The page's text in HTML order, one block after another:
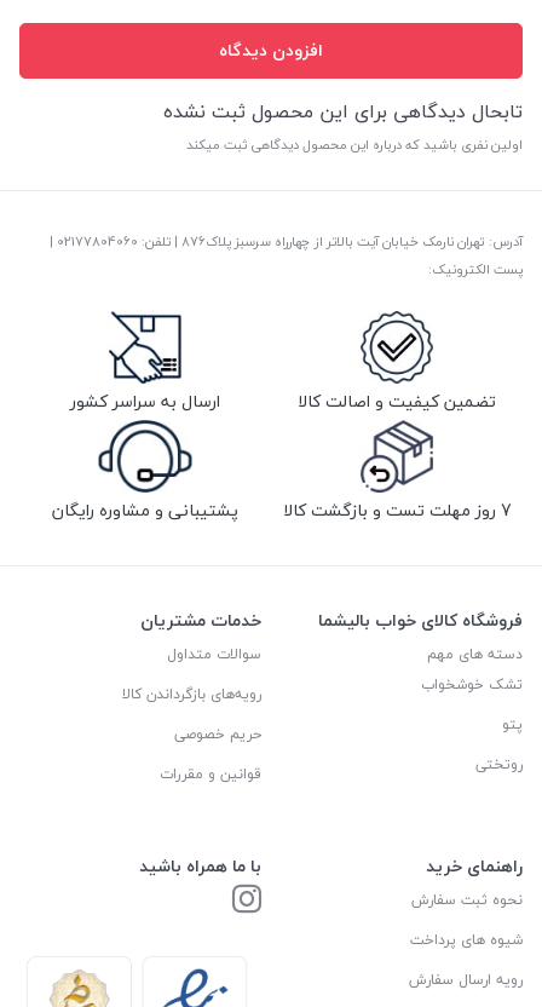
افزودن دیدگاه
تابحال دیدگاهی برای این محصول ثبت نشده
اولین نفری باشید که درباره این محصول دیدگاهی ثبت میکند
آدرس: تهران نارمک خیابان آیت بالاتر از چهارراه سرسبز پلاک876 | تلفن: ‎02177804060 |
پست الکترونیک:
تضمین کیفیت و اصالت کالا ارسال به سراسر کشور
7 روز مهلت تست و بازگشت کالا پشتیبانی و مشاوره رایگان
فروشگاه کالای خواب بالیشما
دسته های مهم
تشک خوشخواب
پتو
روتختی
خدمات مشتریان
سوالات متداول
رویه‌های بازگرداندن کالا
حریم خصوصی
قوانین و مقررات
راهنمای خرید
نحوه ثبت سفارش
شیوه های پرداخت
رویه ارسال سفارش
با ما همراه باشید